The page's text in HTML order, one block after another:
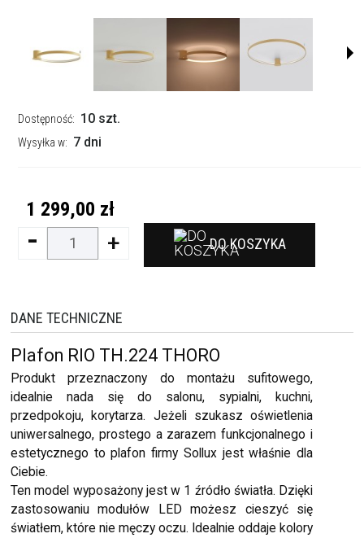
Dostępność: 10 szt.
Wysyłka w: 7 dni
1 299,00 zł
- + DO KOSZYKA
DANE TECHNICZNE
Plafon RIO TH.224 THORO
Produkt przeznaczony do montażu sufitowego,
idealnie nada się do salonu, sypialni, kuchni,
przedpokoju, korytarza. Jeżeli szukasz oświetlenia
uniwersalnego, prostego a zarazem funkcjonalnego i
estetycznego to plafon firmy Sollux jest właśnie dla
Ciebie.
Ten model wyposażony jest w 1 źródło światła. Dzięki
zastosowaniu modułów LED możesz cieszyć się
światłem, które nie męczy oczu. Idealnie oddaje kolory